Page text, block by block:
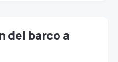
del barco a